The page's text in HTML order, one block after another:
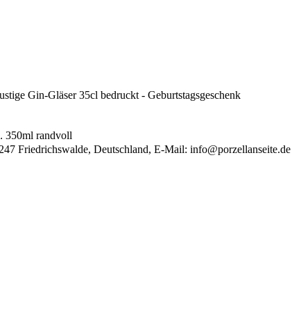
Gin-Gläser 35cl bedruckt - Geburtstagsgeschenk
350ml randvoll
Friedrichswalde, Deutschland, E-Mail: info@porzellanseite.de